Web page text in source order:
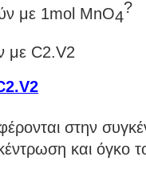
με 1mol MnO4
?
με C2.V2
στην
και όγκο